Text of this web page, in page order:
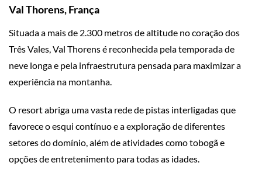
Val Thorens, França
Situada a mais de 2.300 metros de altitude no coração dos
Três Vales, Val Thorens é reconhecida pela temporada de
neve longa e pela infraestrutura pensada para maximizar a
experiência na montanha.
O resort abriga uma vasta rede de pistas interligadas que
favorece o esqui contínuo e a exploração de diferentes
setores do domínio, além de atividades como tobogã e
opções de entretenimento para todas as idades.